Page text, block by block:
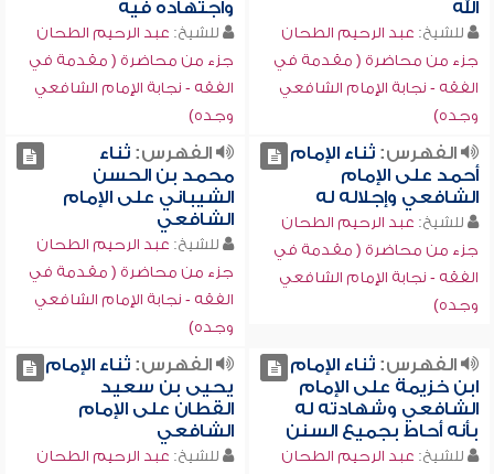
الله
للشيخ: عبد الرحيم الطحان
جزء من محاضرة ( مقدمة في
الفقه - نجابة الإمام الشافعي
وجده)
واجتهاده فيه
للشيخ: عبد الرحيم الطحان
جزء من محاضرة ( مقدمة في
الفقه - نجابة الإمام الشافعي
وجده)
الفهرس:ثناء الإمام
أحمد على الإمام
الشافعي وإجلاله له
للشيخ: عبد الرحيم الطحان
جزء من محاضرة ( مقدمة في
الفقه - نجابة الإمام الشافعي
وجده)
الفهرس:ثناء
محمد بن الحسن
الشيباني على الإمام
الشافعي
للشيخ: عبد الرحيم الطحان
جزء من محاضرة ( مقدمة في
الفقه - نجابة الإمام الشافعي
وجده)
الفهرس:ثناء الإمام
ابن خزيمة على الإمام
الشافعي وشهادته له
بأنه أحاط بجميع السنن
للشيخ: عبد الرحيم الطحان
الفهرس:ثناء الإمام
يحيى بن سعيد
القطان على الإمام
الشافعي
للشيخ: عبد الرحيم الطحان